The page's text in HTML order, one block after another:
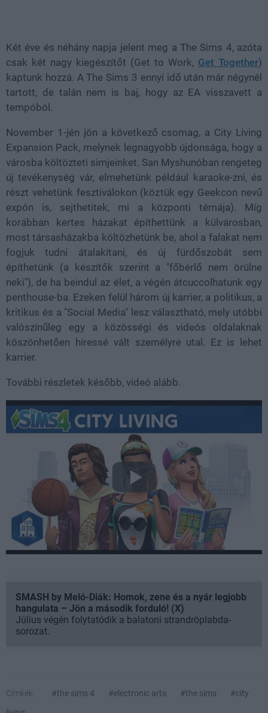
Két éve és néhány napja jelent meg a The Sims 4, azóta
csak két nagy kiegészítőt (Get to Work, Get Together)
kaptunk hozzá. A The Sims 3 ennyi idő után már négynél
tartott, de talán nem is baj, hogy az EA visszavett a
tempóból.
November 1-jén jön a következő csomag, a City Living
Expansion Pack, melynek legnagyobb újdonsága, hogy a
városba költözteti simjeinket. San Myshunóban rengeteg
új tevékenység vár, elmehetünk például karaoke-zni, és
részt vehetünk fesztiválokon (köztük egy Geekcon nevű
expón is, sejthetitek, mi a központi témája). Míg
korábban kertes házakat építhettünk a külvárosban,
most társasházakba költözhetünk be, ahol a falakat nem
fogjuk tudni átalakítani, és új fürdőszobát sem
építhetünk (a készítők szerint a "főbérlő nem örülne
neki"), de ha beindul az élet, a végén átcuccolhatunk egy
penthouse-ba. Ezeken felül három új karrier, a politikus, a
kritikus és a "Social Media" lesz választható, mely utóbbi
valószínűleg egy a közösségi és videós oldalaknak
köszönhetően híressé vált személyre utal. Ez is lehet
karrier.
További részletek később, videó alább.
SMASH by Meló-Diák: Homok, zene és a nyár legjobb
hangulata – Jön a második forduló! (X)
Július végén folytatódik a balatoni strandröplabda-
sorozat.
Címkék: #the sims 4 #electronic arts #the sims
#city